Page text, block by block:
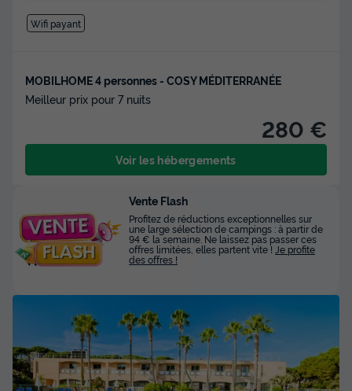
Wifi payant
MOBILHOME 4 personnes - COSY MÉDITERRANÉE
Meilleur prix pour 7 nuits
280 €
Voir les hébergements
Vente Flash
Profitez de réductions exceptionnelles sur
une large sélection de campings : à partir de
94 € la semaine. Ne laissez pas passer ces
offres limitées, elles partent vite ! Je profite
des offres !